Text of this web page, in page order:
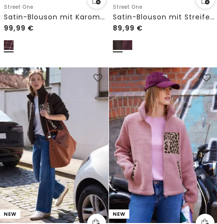
Street One
Satin-Blouson mit Karomuster
99,99 €
Street One
Satin-Blouson mit Streifendetails
89,99 €
NEW NEW